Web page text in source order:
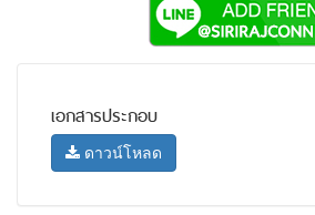
เอกสารประกอบ
ดาวน์โหลด